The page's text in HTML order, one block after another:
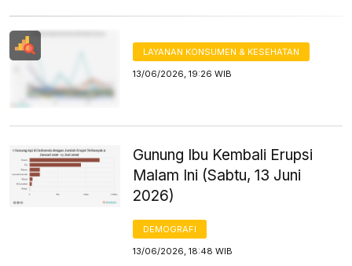
LAYANAN KONSUMEN & KESEHATAN
13/06/2026, 19:26 WIB
Gunung Ibu Kembali Erupsi
Malam Ini (Sabtu, 13 Juni
2026)
DEMOGRAFI
13/06/2026, 18:48 WIB